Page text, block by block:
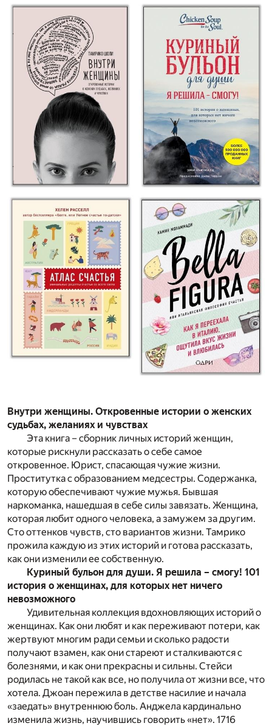
Внутри женщины. Откровенные истории о женских
судьбах, желаниях и чувствах
Эта книга – сборник личных историй женщин,
которые рискнули рассказать о себе самое
откровенное. Юрист, спасающая чужие жизни.
Проститутка с образованием медсестры. Содержанка,
которую обеспечивают чужие мужья. Бывшая
наркоманка, нашедшая в себе силы завязать. Женщина,
которая любит одного человека, а замужем за другим.
Сто оттенков чувств, сто вариантов жизни. Тамрико
прожила каждую из этих историй и готова рассказать,
как они изменили ее собственную.
Куриный бульон для души. Я решила – смогу! 101
история о женщинах, для которых нет ничего
невозможного
Удивительная коллекция вдохновляющих историй о
женщинах. Как они любят и как переживают потери, как
жертвуют многим ради семьи и сколько радости
получают взамен, как они стареют и сталкиваются с
болезнями, и как они прекрасны и сильны. Стейси
родилась не такой как все, но получила от жизни все, что
хотела. Джоан пережила в детстве насилие и начала
«заедать» внутреннюю боль. Анджела кардинально
изменила жизнь, научившись говорить «нет». 1716